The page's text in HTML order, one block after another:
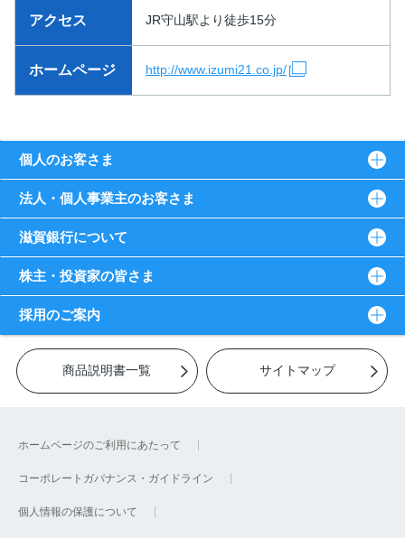
アクセス JR守山駅より徒歩15分
ホームページ http://www.izumi21.co.jp/
個人のお客さま
法人・個人事業主のお客さま
滋賀銀行について
株主・投資家の皆さま
採用のご案内
商品説明書一覧 サイトマップ
ホームページのご利用にあたって
コーポレートガバナンス・ガイドライン
個人情報の保護について